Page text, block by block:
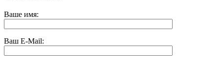
Ваше имя:
Ваш E-Mail: